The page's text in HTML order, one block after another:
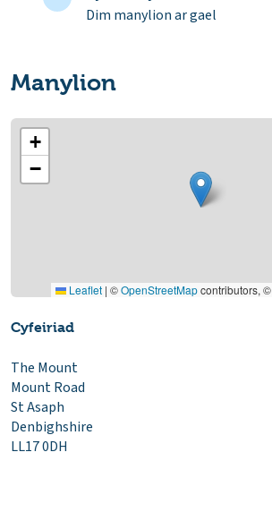
Dim manylion ar gael
Manylion
+
−
Leaflet | ©OpenStreetMapcontributors, ©
Cyfeiriad
The Mount
Mount Road
St Asaph
Denbighshire
LL17 0DH